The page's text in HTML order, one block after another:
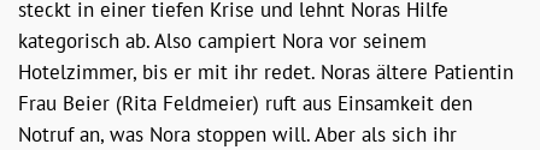
steckt in einer tiefen Krise und lehnt Noras Hilfe
kategorisch ab. Also campiert Nora vor seinem
Hotelzimmer, bis er mit ihr redet. Noras ältere Patientin
Frau Beier (Rita Feldmeier) ruft aus Einsamkeit den
Notruf an, was Nora stoppen will. Aber als sich ihr